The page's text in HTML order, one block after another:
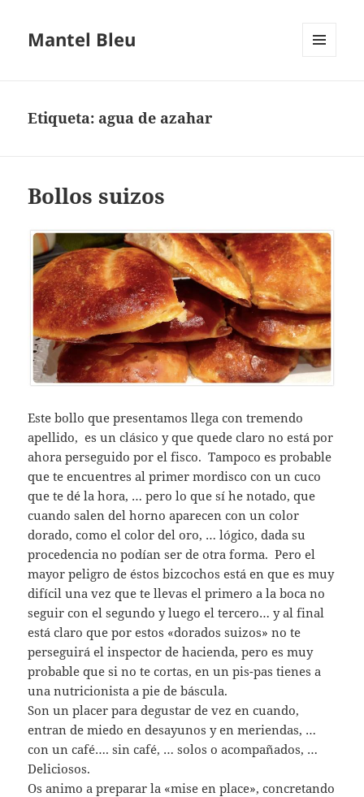
Mantel Bleu
Etiqueta: agua de azahar
Bollos suizos
Este bollo que presentamos llega con tremendo
apellido, es un clásico y que quede claro no está por
ahora perseguido por el fisco. Tampoco es probable
que te encuentres al primer mordisco con un cuco
que te dé la hora, … pero lo que sí he notado, que
cuando salen del horno aparecen con un color
dorado, como el color del oro, … lógico, dada su
procedencia no podían ser de otra forma. Pero el
mayor peligro de éstos bizcochos está en que es muy
difícil una vez que te llevas el primero a la boca no
seguir con el segundo y luego el tercero… y al final
está claro que por estos «dorados suizos» no te
perseguirá el inspector de hacienda, pero es muy
probable que si no te cortas, en un pis-pas tienes a
una nutricionista a pie de báscula.
Son un placer para degustar de vez en cuando,
entran de miedo en desayunos y en meriendas, …
con un café…. sin café, … solos o acompañados, …
Deliciosos.
Os animo a preparar la «mise en place», concretando